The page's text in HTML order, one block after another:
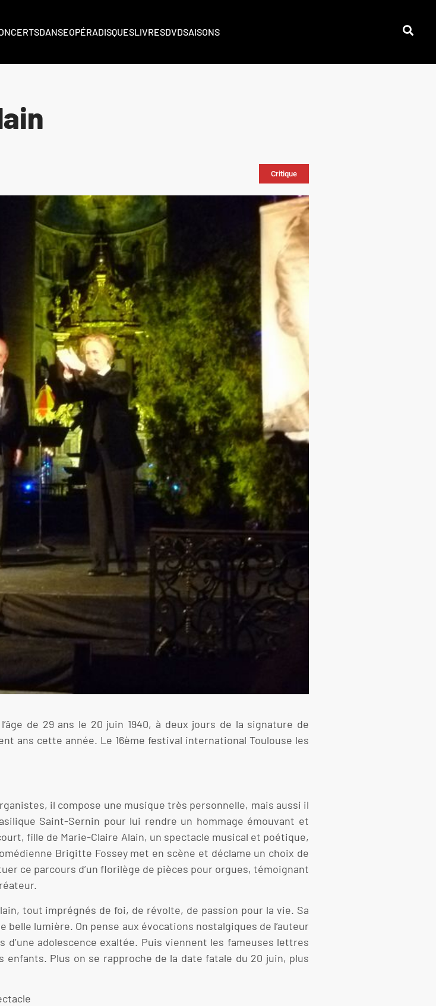
DANSEOPÉRADISQUESLIVRESDVDSAISONS
Critique
de 29 ans le 20 juin 1940, à deux jours de la signature de
ans cette année. Le 16ème festival international Toulouse les
il compose une musique très personnelle, mais aussi il
Saint-Sernin pour lui rendre un hommage émouvant et
fille de Marie-Claire Alain, un spectacle musical et poétique,
Brigitte Fossey met en scène et déclame un choix de
ce parcours d’un florilège de pièces pour orgues, témoignant
tout imprégnés de foi, de révolte, de passion pour la vie. Sa
lumière. On pense aux évocations nostalgiques de l’auteur
d’une adolescence exaltée. Puis viennent les fameuses lettres
Plus on se rapproche de la date fatale du 20 juin, plus